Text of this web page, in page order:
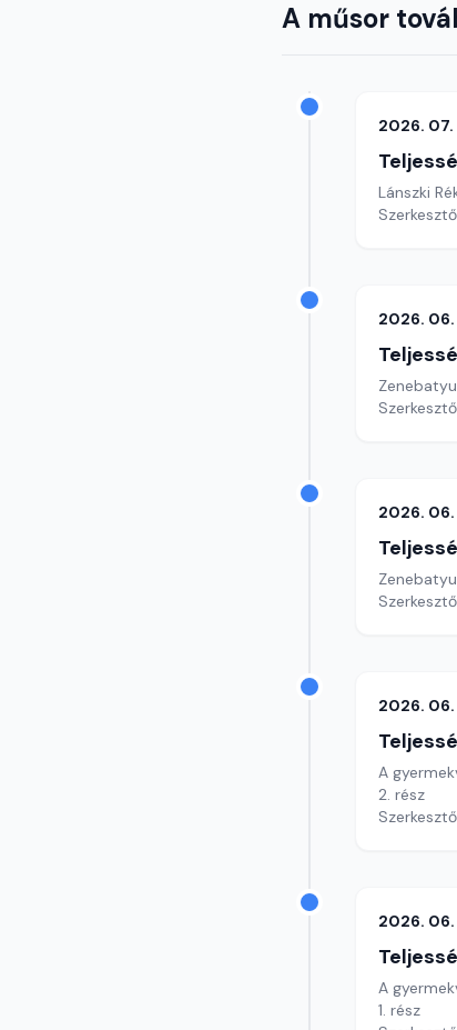
A műsor
2026. 07.
Lánszki
2026. 06.
2026. 06.
2026. 06.
A
2. rész
2026.
A
1. rész